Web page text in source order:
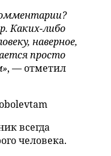
Каких-либо
наверное,
просто
, — отметил
всегда
человека.